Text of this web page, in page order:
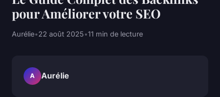
pour Améliorer votre SEO
Aurélie•22 août 2025•11 min de lecture
A Aurélie